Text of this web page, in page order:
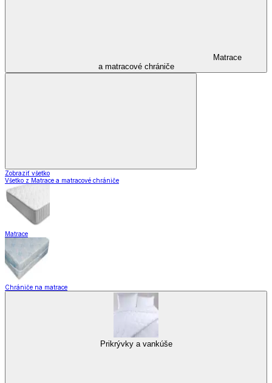
Matrace
a matracové chrániče
Zobraziť všetko
Všetko z Matrace a matracové chrániče
Matrace
Chrániče na matrace
Prikrývky a vankúše